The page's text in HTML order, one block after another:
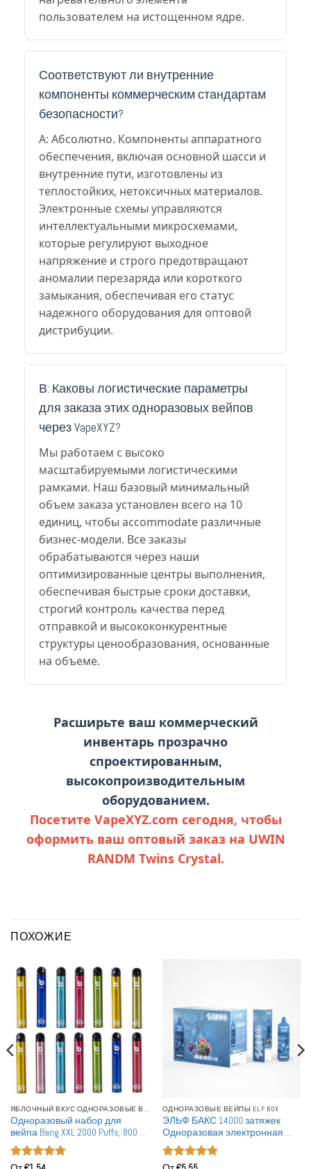
пользователем на истощенном ядре.
Соответствуют ли внутренние
компоненты коммерческим стандартам
безопасности?
А: Абсолютно. Компоненты аппаратного
обеспечения, включая основной шасси и
внутренние пути, изготовлены из
теплостойких, нетоксичных материалов.
Электронные схемы управляются
интеллектуальными микросхемами,
которые регулируют выходное
напряжение и строго предотвращают
аномалии перезаряда или короткого
замыкания, обеспечивая его статус
надежного оборудования для оптовой
дистрибуции.
В: Каковы логистические параметры
для заказа этих одноразовых вейпов
через VapeXYZ?
Мы работаем с высоко
масштабируемыми логистическими
рамками. Наш базовый минимальный
объем заказа установлен всего на 10
единиц, чтобы accommodate различные
бизнес-модели. Все заказы
обрабатываются через наши
оптимизированные центры выполнения,
обеспечивая быстрые сроки доставки,
строгий контроль качества перед
отправкой и высококонкурентные
структуры ценообразования, основанные
на объеме.
Расширьте ваш коммерческий
инвентарь прозрачно
спроектированным,
высокопроизводительным
оборудованием.
Посетите VapeXYZ.com сегодня, чтобы
оформить ваш оптовый заказ на UWIN
RANDM Twins Crystal.
ПОХОЖИЕ
ЯБЛОЧНЫЙ ВКУС ОДНОРАЗОВЫЕ ВЕЙПЫ
Одноразовый набор для
вейпа Bang XXL 2000 Puffs, 800
мАч, оптовая покупка
ОДНОРАЗОВЫЕ ВЕЙПЫ ELF BOX
ЭЛЬФ БАКС 14000 затяжек
Одноразовая электронная
сигарета оптом